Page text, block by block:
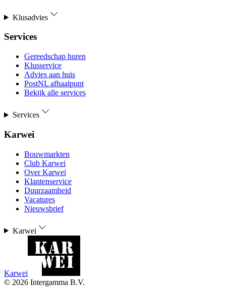
Klusadvies
Services
Gereedschap huren
Klusservice
Advies aan huis
PostNL afhaalpunt
Bekijk alle services
Services
Karwei
Bouwmarkten
Club Karwei
Over Karwei
Klantenservice
Duurzaamheid
Vacatures
Nieuwsbrief
Karwei
Karwei
© 2026 Intergamma B.V.